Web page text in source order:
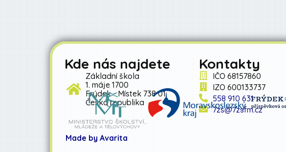
Kde nás najdete
Základní škola
1. máje 1700
Frýdek - Místek 738 01
Česká republika
Kontakty
IČO 68157860
IZO 600133737
558 910 631
7zs@7zsfm.cz
Made by Avarita